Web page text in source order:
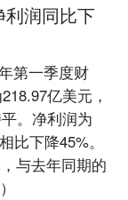
润同比下
第一季度财
亿美元，
。净利润为
比下降45%。
与去年同期的